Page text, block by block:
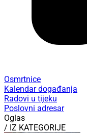
Osmrtnice
Kalendar događanja
Radovi u tijeku
Poslovni adresar
Oglas
/ IZ KATEGORIJE